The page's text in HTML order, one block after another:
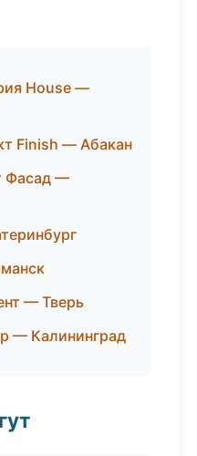
House —
Finish — Абакан
Фасад —
— Тверь
— Калининград